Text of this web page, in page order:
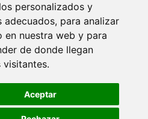
personalizados y
adecuados, para analizar
en nuestra web y para
de donde llegan
visitantes.
Aceptar